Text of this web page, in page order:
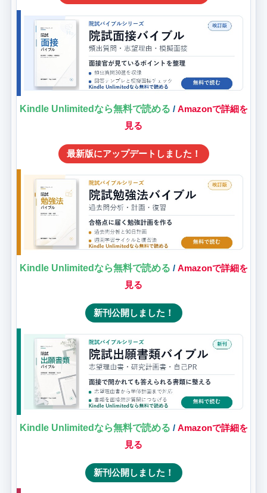
Kindle Unlimitedなら無料で読める / Amazonで詳細を
見る
最新版にアップデートしました！
Kindle Unlimitedなら無料で読める / Amazonで詳細を
見る
新刊公開しました！
Kindle Unlimitedなら無料で読める / Amazonで詳細を
見る
新刊公開しました！